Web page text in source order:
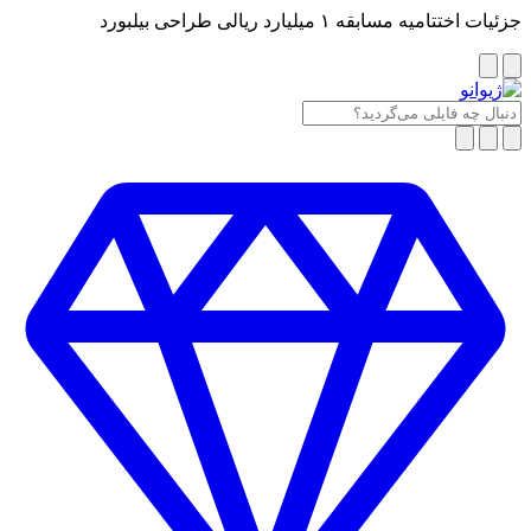
جزئیات اختتامیه مسابقه ۱ میلیارد ریالی طراحی بیلبورد